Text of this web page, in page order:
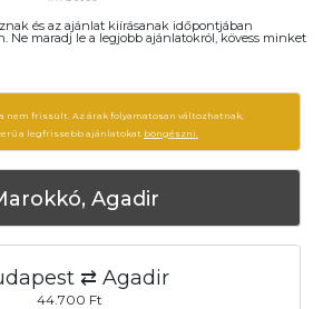
és az ajánlat kiírásanak időpontjában
Ne maradj le a legjobb ajánlatokról, kövess minket
nem frissült. Az árak folyamatosan változhatnak,
a legfrissebb ajánlatokat böngészni.
Agadir
⇄ Agadir
44.700 Ft